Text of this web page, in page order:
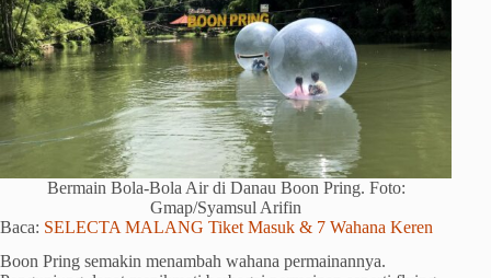
Bermain Bola-Bola Air di Danau Boon Pring. Foto:
Gmap/Syamsul Arifin
Baca: SELECTA MALANG Tiket Masuk & 7 Wahana Keren
Boon Pring semakin menambah wahana permainannya.